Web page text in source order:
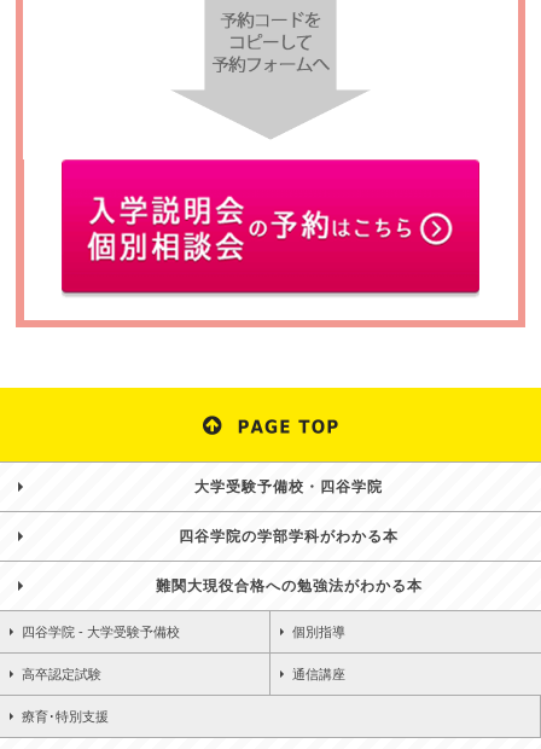
大学受験予備校・四谷学院
四谷学院の学部学科がわかる本
難関大現役合格への勉強法がわかる本
四谷学院 - 大学受験予備校 個別指導
高卒認定試験 通信講座
療育･特別支援